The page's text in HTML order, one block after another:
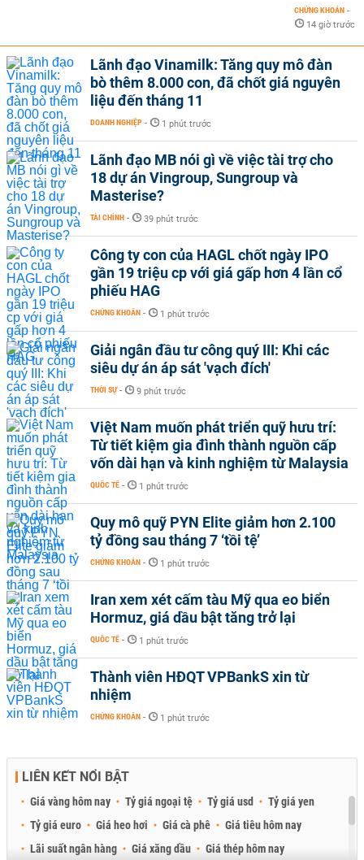
CHỨNG KHOÁN -
14 giờ trước
Lãnh đạo Vinamilk: Tăng quy mô đàn
bò thêm 8.000 con, đã chốt giá nguyên
liệu đến tháng 11
DOANH NGHIỆP - 1 phút trước
Lãnh đạo MB nói gì về việc tài trợ cho
18 dự án Vingroup, Sungroup và
Masterise?
TÀI CHÍNH - 39 phút trước
Công ty con của HAGL chốt ngày IPO
gần 19 triệu cp với giá gấp hơn 4 lần cổ
phiếu HAG
CHỨNG KHOÁN - 1 phút trước
Giải ngân đầu tư công quý III: Khi các
siêu dự án áp sát 'vạch đích'
THỜI SỰ - 9 phút trước
Việt Nam muốn phát triển quỹ hưu trí:
Từ tiết kiệm gia đình thành nguồn cấp
vốn dài hạn và kinh nghiệm từ Malaysia
QUỐC TẾ - 1 phút trước
Quy mô quỹ PYN Elite giảm hơn 2.100
tỷ đồng sau tháng 7 ‘tồi tệ’
CHỨNG KHOÁN - 1 phút trước
Iran xem xét cấm tàu Mỹ qua eo biển
Hormuz, giá dầu bật tăng trở lại
QUỐC TẾ - 1 phút trước
Thành viên HĐQT VPBankS xin từ
nhiệm
CHỨNG KHOÁN - 1 phút trước
LIÊN KẾT NỔI BẬT
Giá vàng hôm nay Tỷ giá ngoại tệ Tỷ giá usd
Tỷ giá yen
Tỷ giá euro
Giá heo hơi Giá cà phê
Giá tiêu hôm nay
Lãi suất ngân hàng
Giá xăng dầu Giá thép hôm nay